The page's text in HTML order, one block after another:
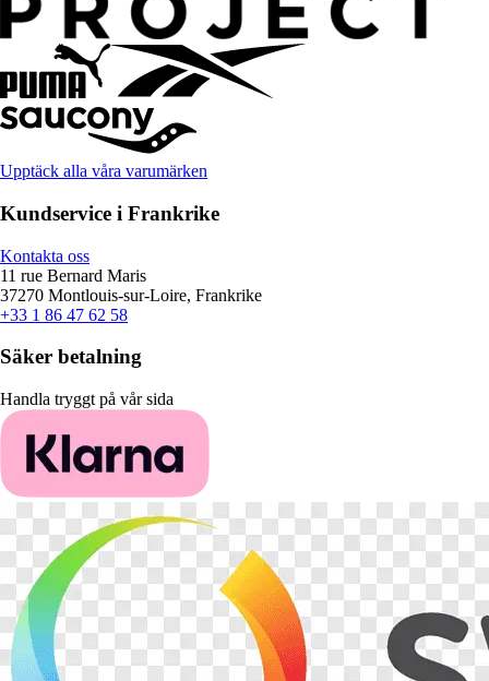
Upptäck alla våra varumärken
Kundservice i Frankrike
Kontakta oss
11 rue Bernard Maris
37270 Montlouis-sur-Loire, Frankrike
+33 1 86 47 62 58
Säker betalning
Handla tryggt på vår sida